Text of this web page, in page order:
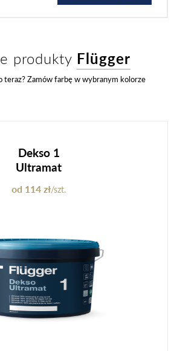
produkty Flügger
teraz? Zamów farbę w wybranym kolorze
Dekso 1
Ultramat
od 114 zł/szt.